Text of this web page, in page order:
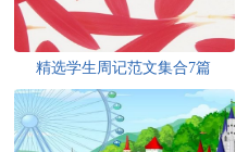
精选学生周记范文集合7篇